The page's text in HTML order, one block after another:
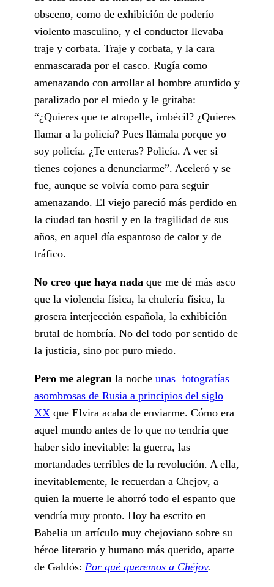
obsceno, como de exhibición de poderío
violento masculino, y el conductor llevaba
traje y corbata. Traje y corbata, y la cara
enmascarada por el casco. Rugía como
amenazando con arrollar al hombre aturdido y
paralizado por el miedo y le gritaba:
“¿Quieres que te atropelle, imbécil? ¿Quieres
llamar a la policía? Pues llámala porque yo
soy policía. ¿Te enteras? Policía. A ver si
tienes cojones a denunciarme”. Aceleró y se
fue, aunque se volvía como para seguir
amenazando. El viejo pareció más perdido en
la ciudad tan hostil y en la fragilidad de sus
años, en aquel día espantoso de calor y de
tráfico.
No creo que haya nada que me dé más asco
que la violencia física, la chulería física, la
grosera interjección española, la exhibición
brutal de hombría. No del todo por sentido de
la justicia, sino por puro miedo.
Pero me alegran la noche unas fotografías
asombrosas de Rusia a principios del siglo
XX que Elvira acaba de enviarme. Cómo era
aquel mundo antes de lo que no tendría que
haber sido inevitable: la guerra, las
mortandades terribles de la revolución. A ella,
inevitablemente, le recuerdan a Chejov, a
quien la muerte le ahorró todo el espanto que
vendría muy pronto. Hoy ha escrito en
Babelia un artículo muy chejoviano sobre su
héroe literario y humano más querido, aparte
de Galdós: Por qué queremos a Chéjov.